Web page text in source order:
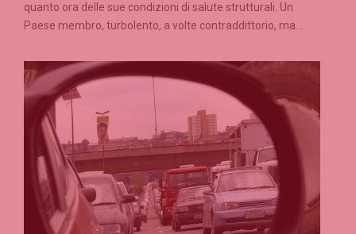
quanto ora delle sue condizioni di salute strutturali. Un
Paese membro, turbolento, a volte contraddittorio, ma...